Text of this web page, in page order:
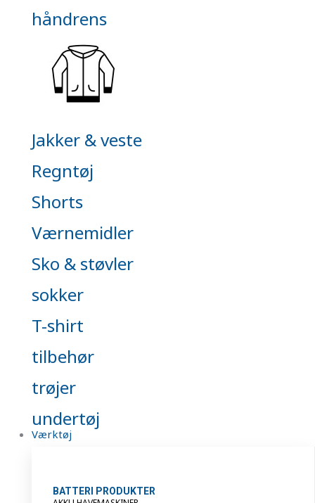
håndrens
Jakker & veste
Regntøj
Shorts
Værnemidler
Sko & støvler
sokker
T-shirt
tilbehør
trøjer
undertøj
Værktøj
BATTERI PRODUKTER